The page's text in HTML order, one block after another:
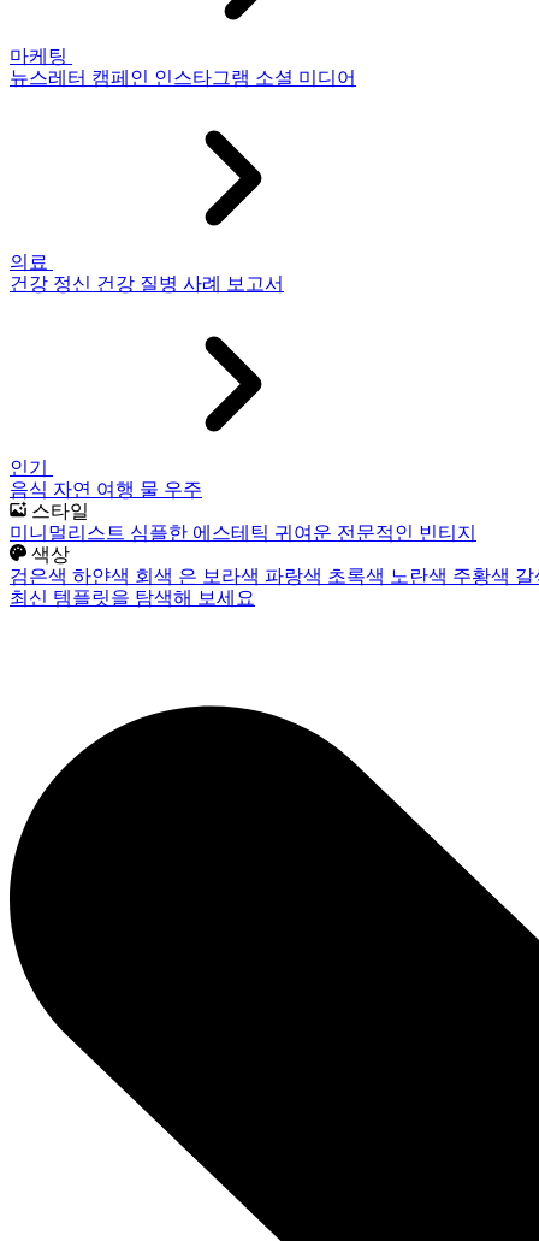
마케팅
뉴스레터 캠페인 인스타그램 소셜 미디어
의료
건강 정신 건강 질병 사례 보고서
인기
음식 자연 여행 물 우주
스타일
미니멀리스트 심플한 에스테틱 귀여운 전문적인 빈티지
색상
검은색 하얀색 회색 은 보라색 파랑색 초록색 노란색 주황색
최신 템플릿을 탐색해 보세요